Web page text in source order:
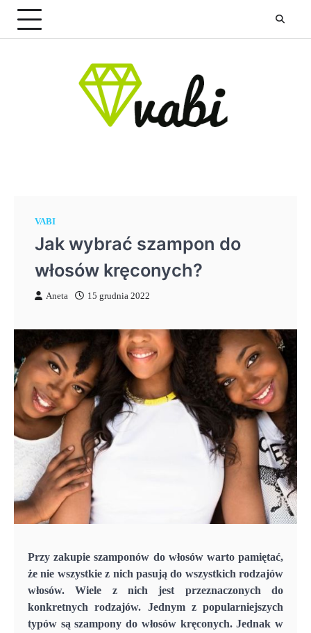
Skip
content
VABI
Jak wybrać szampon do
włosów kręconych?
Aneta 15 grudnia 2022
Przy zakupie szamponów do włosów warto pamiętać,
że nie wszystkie z nich pasują do wszystkich rodzajów
włosów. Wiele z nich jest przeznaczonych do
konkretnych rodzajów. Jednym z popularniejszych
typów są szampony do włosów kręconych. Jednak w